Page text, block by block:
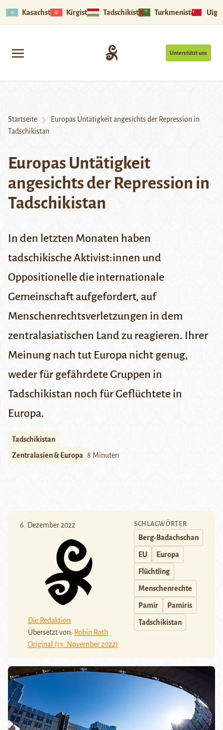
Kasachstan Kirgistan Tadschikistan Turkmenistan
Unterstützt uns
Startseite
Europas Untätigkeit angesichts der Repression in
Tadschikistan
Europas Untätigkeit
angesichts der Repression in
Tadschikistan
In den letzten Monaten haben
tadschikische Aktivist:innen und
Oppositionelle die internationale
Gemeinschaft aufgefordert, auf
Menschenrechtsverletzungen in dem
zentralasiatischen Land zu reagieren. Ihrer
Meinung nach tut Europa nicht genug,
weder für gefährdete Gruppen in
Tadschikistan noch für Geflüchtete in
Europa.
Tadschikistan
Zentralasien & Europa 8 Minuten
6. Dezember 2022
Die Redaktion
Übersetzt von: Robin Roth
Original (13. November 2022)
SCHLAGWÖRTER
Berg-Badachschan
EU Europa
Flüchtling
Menschenrechte
Pamir Pamiris
Tadschikistan